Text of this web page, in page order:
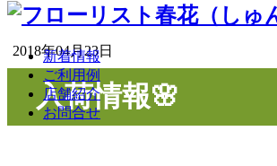
新着情報
ご利用例
店舗紹介
お問合せ
2018年04月23日
入荷情報🌸